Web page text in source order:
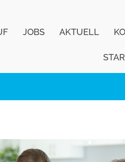
AKTUELL
JOBS